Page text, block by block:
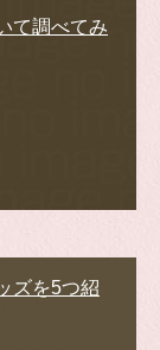
て調べてみ
ズを5つ紹